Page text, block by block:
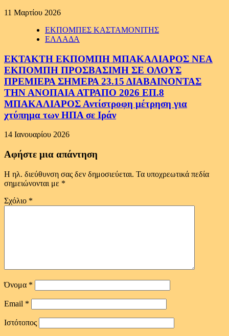
11 Μαρτίου 2026
ΕΚΠΟΜΠΕΣ ΚΑΣΤΑΜΟΝΙΤΗΣ
ΕΛΛΑΔΑ
ΕΚΤΑΚΤΗ ΕΚΠΟΜΠΗ ΜΠΑΚΑΛΙΑΡΟΣ ΝΕΑ
ΕΚΠΟΜΠΗ ΠΡΟΣΒΑΣΙΜΗ ΣΕ ΟΛΟΥΣ
ΠΡΕΜΙΕΡΑ ΣΗΜΕΡΑ 23.15 ΔΙΑΒΑΙΝΟΝΤΑΣ
ΤΗΝ ΑΝΟΠΑΙΑ ΑΤΡΑΠΟ 2026 ΕΠ.8
ΜΠΑΚΑΛΙΑΡΟΣ Αντίστροφη μέτρηση για
χτύπημα των ΗΠΑ σε Ιράν
14 Ιανουαρίου 2026
Αφήστε μια απάντηση
Η ηλ. διεύθυνση σας δεν δημοσιεύεται. Τα υποχρεωτικά πεδία
σημειώνονται με *
Σχόλιο *
Όνομα *
Email *
Ιστότοπος